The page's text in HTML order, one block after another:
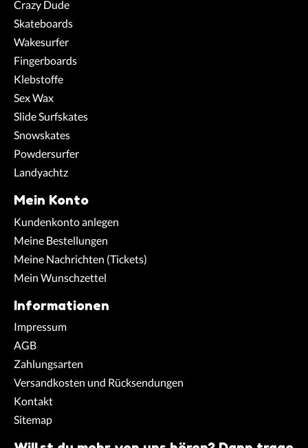
Crazy Dude
Skateboards
Wakesurfer
Fingerboards
Klebstoffe
Sex Wax
Slide Surfskates
Snowskates
Powdersurfer
Landyachtz
Mein Konto
Kundenkonto anlegen
Meine Bestellungen
Meine Nachrichten (Tickets)
Mein Wunschzettel
Informationen
Impressum
AGB
Zahlungsarten
Versandkosten und Rücksendungen
Kontakt
Sitemap